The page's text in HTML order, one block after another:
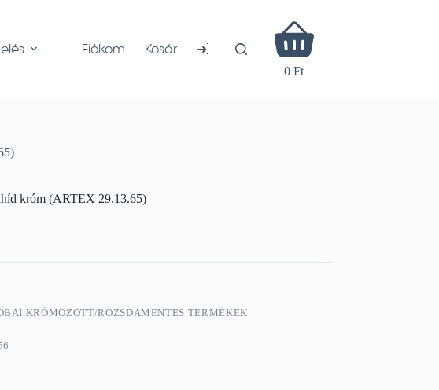
Fiókom Kosár ➜]
Shopping
cart
0 Ft
króm (ARTEX 29.13.65)
KRÓMOZOTT/ROZSDAMENTES TERMÉKEK